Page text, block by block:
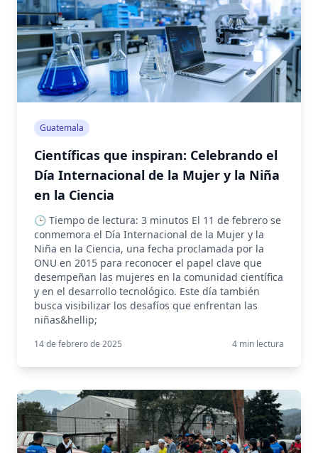
Guatemala
Científicas que inspiran: Celebrando el
Día Internacional de la Mujer y la Niña
en la Ciencia
🕒 Tiempo de lectura: 3 minutos El 11 de febrero se
conmemora el Día Internacional de la Mujer y la
Niña en la Ciencia, una fecha proclamada por la
ONU en 2015 para reconocer el papel clave que
desempeñan las mujeres en la comunidad científica
y en el desarrollo tecnológico. Este día también
busca visibilizar los desafíos que enfrentan las
niñas&hellip;
14 de febrero de 2025 4 min lectura